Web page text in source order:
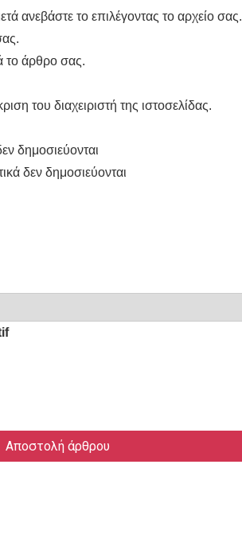
ανεβάστε το επιλέγοντας το αρχείο σας.
το άρθρο σας.
του διαχειριστή της ιστοσελίδας.
δημοσιεύονται
δεν δημοσιεύονται